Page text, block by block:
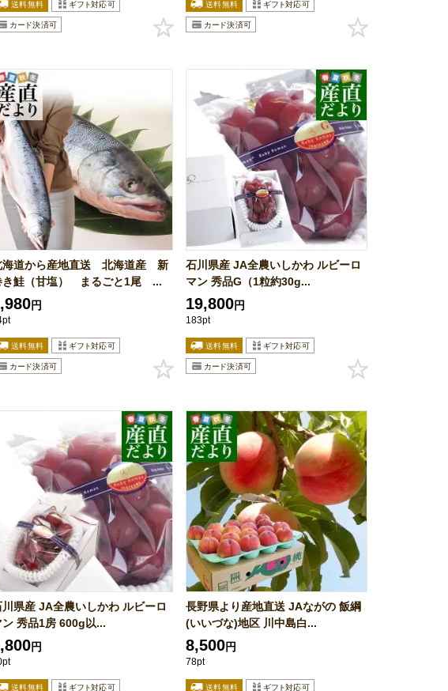
海道から産地直送 北海道産 新
き鮭（甘塩） まるごと1尾 ...
円
石川県産 JA全農いしかわ ルビーロ
マン 秀品G（1粒約30g...
19,800円
183pt
川県産 JA全農いしかわ ルビーロ
ン 秀品1房 600g以...
円
長野県より産地直送 JAながの 飯綱
(いいづな)地区 川中島白...
8,500円
78pt